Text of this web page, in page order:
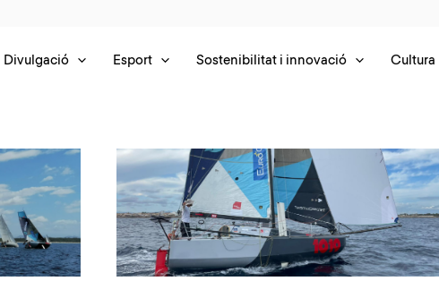
Divulgació Esport Sostenibilitat i innovació Cultura